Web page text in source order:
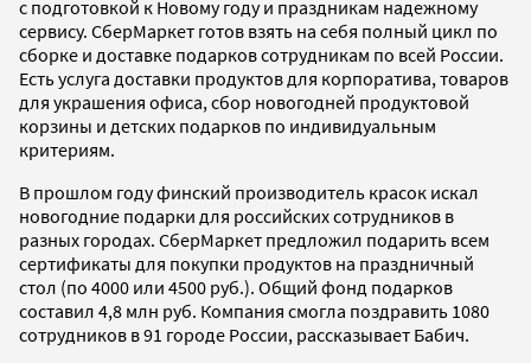
с подготовкой к Новому году и праздникам надежному
сервису. СберМаркет готов взять на себя полный цикл по
сборке и доставке подарков сотрудникам по всей России.
Есть услуга доставки продуктов для корпоратива, товаров
для украшения офиса, сбор новогодней продуктовой
корзины и детских подарков по индивидуальным
критериям.
В прошлом году финский производитель красок искал
новогодние подарки для российских сотрудников в
разных городах. СберМаркет предложил подарить всем
сертификаты для покупки продуктов на праздничный
стол (по 4000 или 4500 руб.). Общий фонд подарков
составил 4,8 млн руб. Компания смогла поздравить 1080
сотрудников в 91 городе России, рассказывает Бабич.